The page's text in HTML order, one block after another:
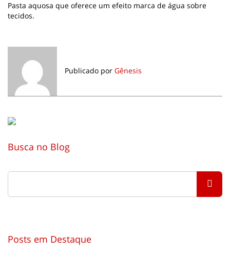
Pasta aquosa que oferece um efeito marca de água sobre
tecidos.
Publicado por Gênesis
Busca no Blog
Posts em Destaque